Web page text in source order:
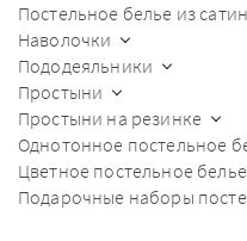
Постельное белье из
Наволочки
Пододеяльники
Простыни
Простыни на резинке
Однотонное постельное
Цветное постельное белье
Подарочные наборы